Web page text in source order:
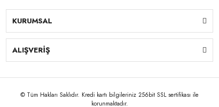
KURUMSAL
ALIŞVERİŞ
© Tüm Hakları Saklıdır. Kredi kartı bilgileriniz 256bit SSL sertifikası ile
korunmaktadır.